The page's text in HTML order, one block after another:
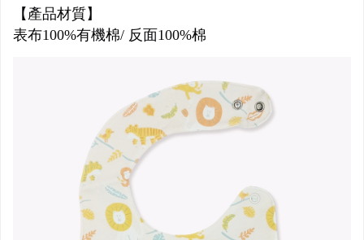
【產品材質】
表布100%有機棉/ 反面100%棉